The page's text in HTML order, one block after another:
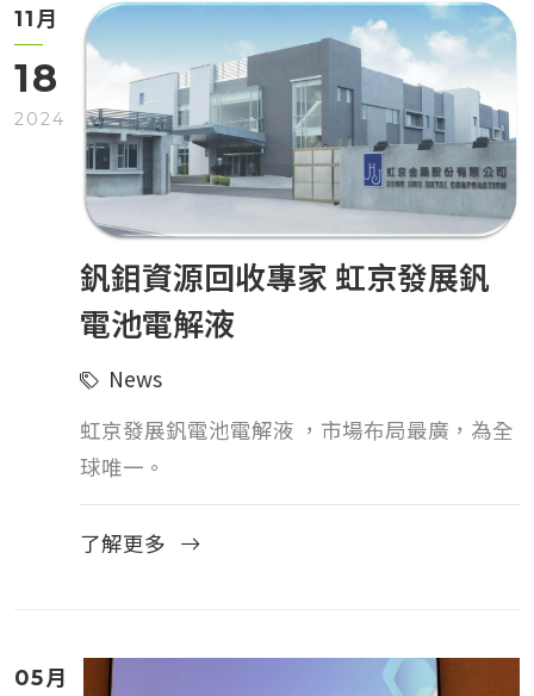
11 月
18
2024
釩鉬資源回收專家 虹京發展釩
電池電解液
News
虹京發展釩電池電解液 ，市場布局最廣，為全
球唯一。
了解更多
05月